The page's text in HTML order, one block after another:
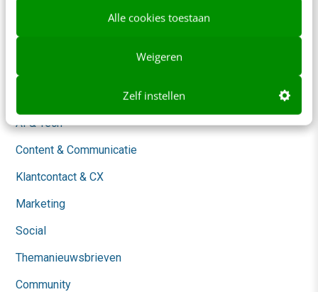
Alle cookies toestaan
Weigeren
Zelf instellen
Werken bij
AI & Tech
Content & Communicatie
Klantcontact & CX
Marketing
Social
Themanieuwsbrieven
Community